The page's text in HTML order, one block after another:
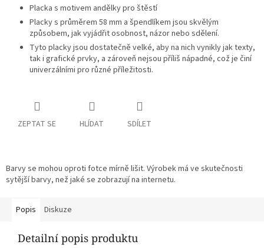
Placka s motivem andělky pro štěstí
Placky s průměrem 58 mm a špendlíkem jsou skvělým
způsobem, jak vyjádřit osobnost, názor nebo sdělení.
Tyto placky jsou dostatečně velké, aby na nich vynikly jak texty,
tak i grafické prvky, a zároveň nejsou příliš nápadné, což je činí
univerzálními pro různé příležitosti.
ZEPTAT SE HLÍDAT SDÍLET
Barvy se mohou oproti fotce mírně lišit. Výrobek má ve skutečnosti
sytější barvy, než jaké se zobrazují na internetu.
Popis Diskuze
Detailní popis produktu